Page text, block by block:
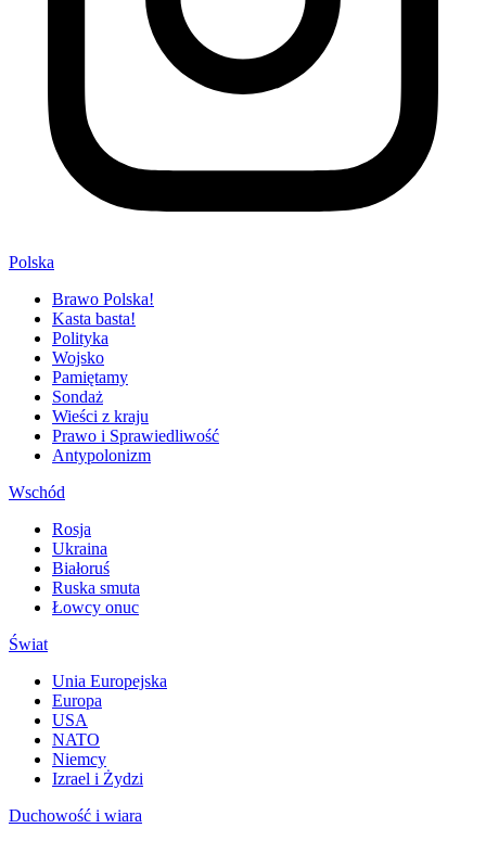
Polska
Brawo Polska!
Kasta basta!
Polityka
Wojsko
Pamiętamy
Sondaż
Wieści z kraju
Prawo i Sprawiedliwość
Antypolonizm
Wschód
Rosja
Ukraina
Białoruś
Ruska smuta
Łowcy onuc
Świat
Unia Europejska
Europa
USA
NATO
Niemcy
Izrael i Żydzi
Duchowość i wiara